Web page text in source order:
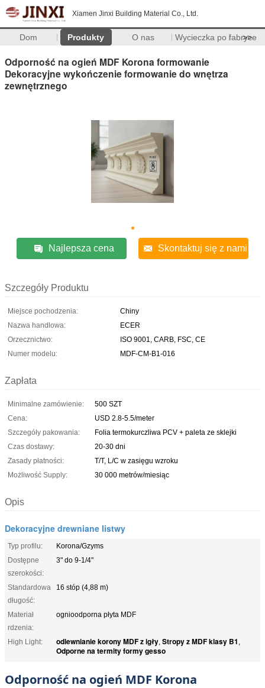
Xiamen Jinxi Building Material Co., Ltd.
Dom Produkty O nas Wycieczka po fabryce
>>
Odporność na ogień MDF Korona formowanie
Dekoracyjne wykończenie formowanie do wnętrza
zewnętrznego
Najlepsza cena Skontaktuj się z nami
Szczegóły Produktu
Miejsce pochodzenia:
Chiny
Nazwa handlowa:
ECER
Orzecznictwo:
ISO 9001, CARB, FSC, CE
Numer modelu:
MDF-CM-B1-016
Zapłata
Minimalne zamówienie:
500 SZT
Cena:
USD 2.8-5.5/meter
Szczegóły pakowania:
Folia termokurczliwa PCV + paleta ze sklejki
Czas dostawy:
20-30 dni
Zasady płatności:
T/T, L/C w zasięgu wzroku
Możliwość Supply:
30 000 metrów/miesiąc
Opis
Dekoracyjne drewniane listwy
Typ profilu:
Korona/Gzyms
Dostępne
szerokości:
3" do 9-1/4"
Standardowa
długość:
16 stóp (4,88 m)
Materiał
rdzenia:
ognioodporna płyta MDF
High Light: odlewnianie korony MDF z igły, Stropy z MDF klasy B1 ,
Odporne na termity formy gesso
Odporność na ogień MDF Korona